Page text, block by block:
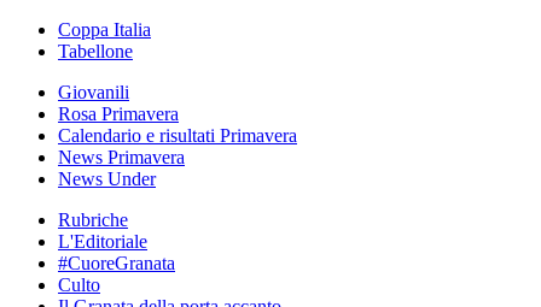
Coppa Italia
Tabellone
Giovanili
Rosa Primavera
Calendario e risultati Primavera
News Primavera
News Under
Rubriche
L'Editoriale
#CuoreGranata
Culto